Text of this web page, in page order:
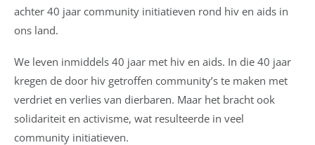
achter 40 jaar community initiatieven rond hiv en aids in
ons land.
We leven inmiddels 40 jaar met hiv en aids. In die 40 jaar
kregen de door hiv getroffen community’s te maken met
verdriet en verlies van dierbaren. Maar het bracht ook
solidariteit en activisme, wat resulteerde in veel
community initiatieven.